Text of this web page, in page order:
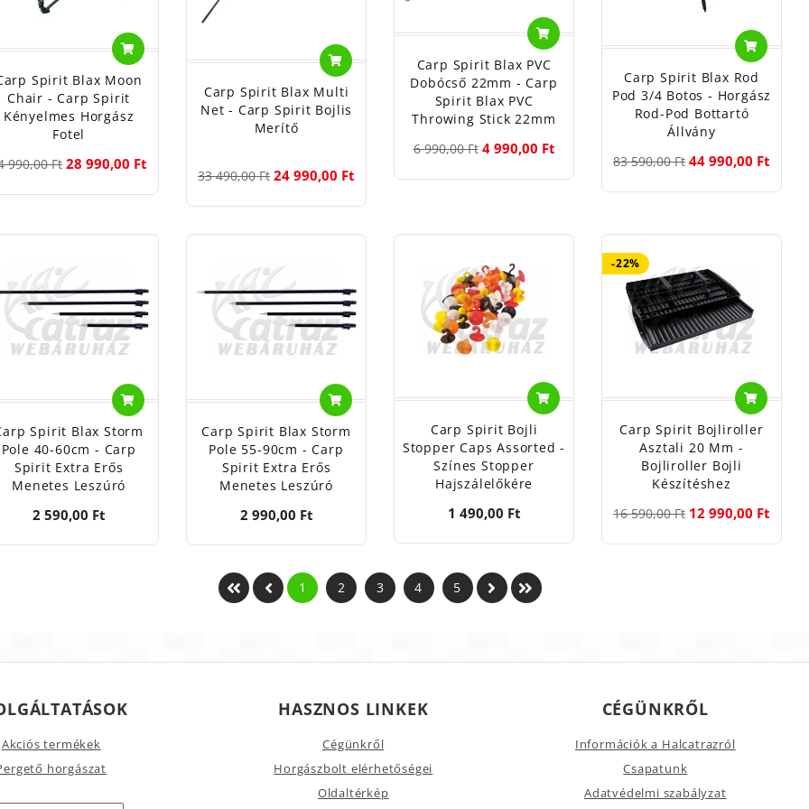
Spirit Blax Moon
Chair - Carp Spirit
Kényelmes Horgász
Fotel
990,00 Ft 28 990,00 Ft
Carp Spirit Blax Multi
Net - Carp Spirit Bojlis
Merítő
33 490,00 Ft 24 990,00 Ft
Carp Spirit Blax PVC
Dobócső 22mm - Carp
Spirit Blax PVC
Throwing Stick 22mm
6 990,00 Ft 4 990,00 Ft
Carp Spirit Blax Rod
Pod 3/4 Botos - Horgász
Rod-Pod Bottartó
Állvány
83 590,00 Ft 44 990,00 Ft
Spirit Blax Storm
Pole 40-60cm - Carp
Spirit Extra Erős
Menetes Leszúró
2 590,00 Ft
Carp Spirit Blax Storm
Pole 55-90cm - Carp
Spirit Extra Erős
Menetes Leszúró
2 990,00 Ft
Carp Spirit Bojli
Stopper Caps Assorted -
Színes Stopper
Hajszálelőkére
1 490,00 Ft
-22%
Carp Spirit Bojliroller
Asztali 20 Mm -
Bojliroller Bojli
Készítéshez
16 590,00 Ft 12 990,00 Ft
1 2 3 4 5
Akciós termékek
horgászat
HASZNOS LINKEK
Cégünkről
Horgászbolt elérhetőségei
Oldaltérkép
CÉGÜNKRŐL
Információk a Halcatrazról
Csapatunk
Adatvédelmi szabályzat